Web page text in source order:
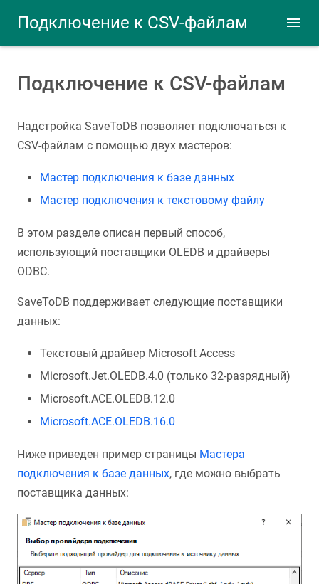
Подключение к CSV-файлам
Подключение к CSV-файлам
Надстройка SaveToDB позволяет подключаться к
CSV-файлам с помощью двух мастеров:
Мастер подключения к базе данных
Мастер подключения к текстовому файлу
В этом разделе описан первый способ,
использующий поставщики OLEDB и драйверы
ODBC.
SaveToDB поддерживает следующие поставщики
данных:
Текстовый драйвер Microsoft Access
Microsoft.Jet.OLEDB.4.0 (только 32-разрядный)
Microsoft.ACE.OLEDB.12.0
Microsoft.ACE.OLEDB.16.0
Ниже приведен пример страницы Мастера
подключения к базе данных, где можно выбрать
поставщика данных: